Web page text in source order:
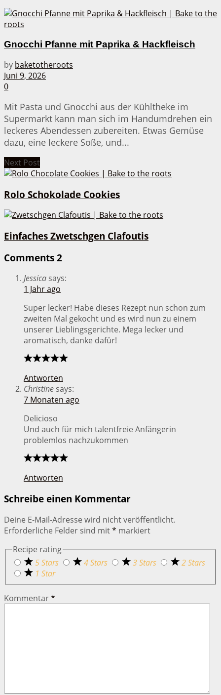
Gnocchi Pfanne mit Paprika & Hackfleisch
by baketotheroots
Juni 9, 2026
0
Mit Pasta und Gnocchi aus der Kühltheke im
Supermarkt kann man sich im Handumdrehen ein
leckeres Abendessen zubereiten. Etwas Gemüse
dazu, eine leckere Soße, und...
Next Post
Rolo Schokolade Cookies
Einfaches Zwetschgen Clafoutis
Comments 2
Jessica says:
1 Jahr ago
Super lecker! Habe dieses Rezept nun schon zum
zweiten Mal gekocht und es wird nun zu einem
unserer Lieblingsgerichte. Mega lecker und
aromatisch, danke dafür!
Antworten
Christine says:
7 Monaten ago
Delicioso
Und auch für mich talentfreie Anfängerin
problemlos nachzukommen
Antworten
Schreibe einen Kommentar
Deine E-Mail-Adresse wird nicht veröffentlicht.
Erforderliche Felder sind mit* markiert
Recipe rating
5 Stars
4 Stars 3 Stars
2 Stars
1 Star
Kommentar*